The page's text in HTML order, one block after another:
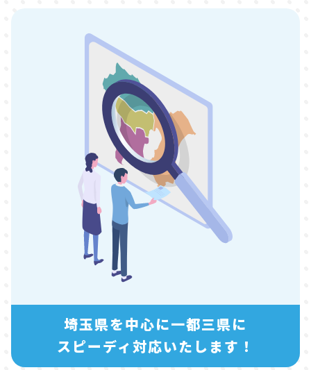
埼玉県を中心に一都三県に
スピーディ対応いたします！